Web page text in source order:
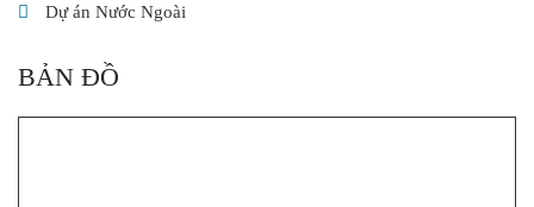
Dự án Nước Ngoài
BẢN ĐỒ